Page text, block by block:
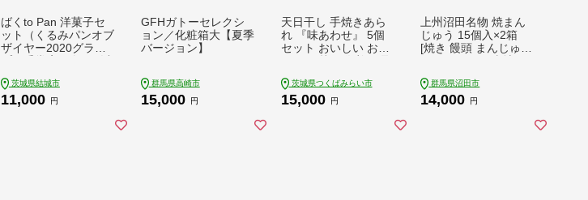
ばくto Pan 洋菓子セ
ット（くるみパンオブ
ザイヤー2020グラン
除く)》 茨城県 結城市
洋菓子 菓子 おやつ ラ
茨城県結城市
11,000 円
GFHガトーセレクシ
ョン／化粧箱大【夏季
バージョン】
群馬県高崎市
15,000 円
天日干し 手焼きあら
れ 『味あわせ』 5個
セット おいしい おや
保存 退職 あられ 煎餅
せんべい [AB04-NT]
茨城県つくばみらい市
15,000 円
上州沼田名物 焼まん
じゅう 15個入×2箱
[焼き 饅頭 まんじゅう
群馬県沼田市
14,000 円